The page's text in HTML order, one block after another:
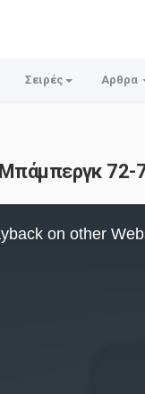
Σειρές Αρθρα
72-
on other